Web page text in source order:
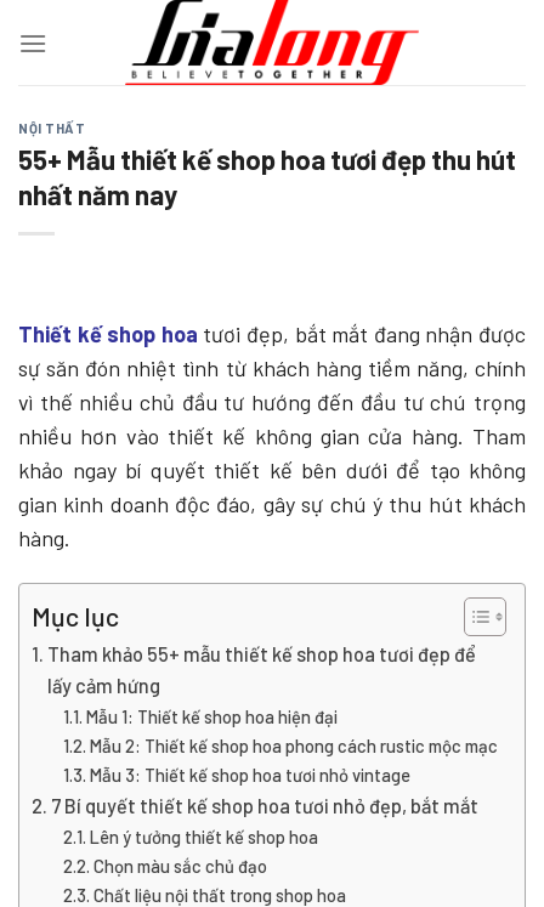
đến
NỘI THẤT
55+ Mẫu thiết kế shop hoa tươi đẹp thu hút
nhất năm nay
Thiết kế shop hoa tươi đẹp, bắt mắt đang nhận được
sự săn đón nhiệt tình từ khách hàng tiềm năng, chính
vì thế nhiều chủ đầu tư hướng đến đầu tư chú trọng
nhiều hơn vào thiết kế không gian cửa hàng. Tham
khảo ngay bí quyết thiết kế bên dưới để tạo không
gian kinh doanh độc đáo, gây sự chú ý thu hút khách
hàng.
Mục lục
Tham khảo 55+ mẫu thiết kế shop hoa tươi đẹp để
lấy cảm hứng
Mẫu 1: Thiết kế shop hoa hiện đại
Mẫu 2: Thiết kế shop hoa phong cách rustic mộc mạc
Mẫu 3: Thiết kế shop hoa tươi nhỏ vintage
7 Bí quyết thiết kế shop hoa tươi nhỏ đẹp, bắt mắt
Lên ý tưởng thiết kế shop hoa
Chọn màu sắc chủ đạo
Chất liệu nội thất trong shop hoa